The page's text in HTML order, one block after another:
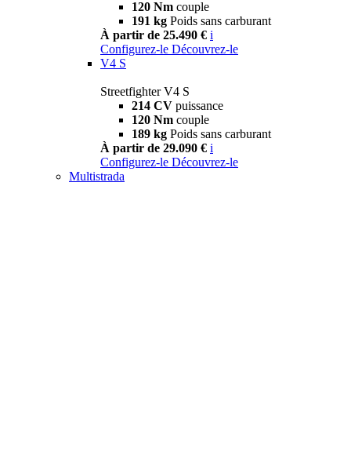
120 Nm couple
191 kg Poids sans carburant
À partir de 25.490 € i
Configurez-le Découvrez-le
V4 S
Streetfighter V4 S
214 CV puissance
120 Nm couple
189 kg Poids sans carburant
À partir de 29.090 € i
Configurez-le Découvrez-le
Multistrada